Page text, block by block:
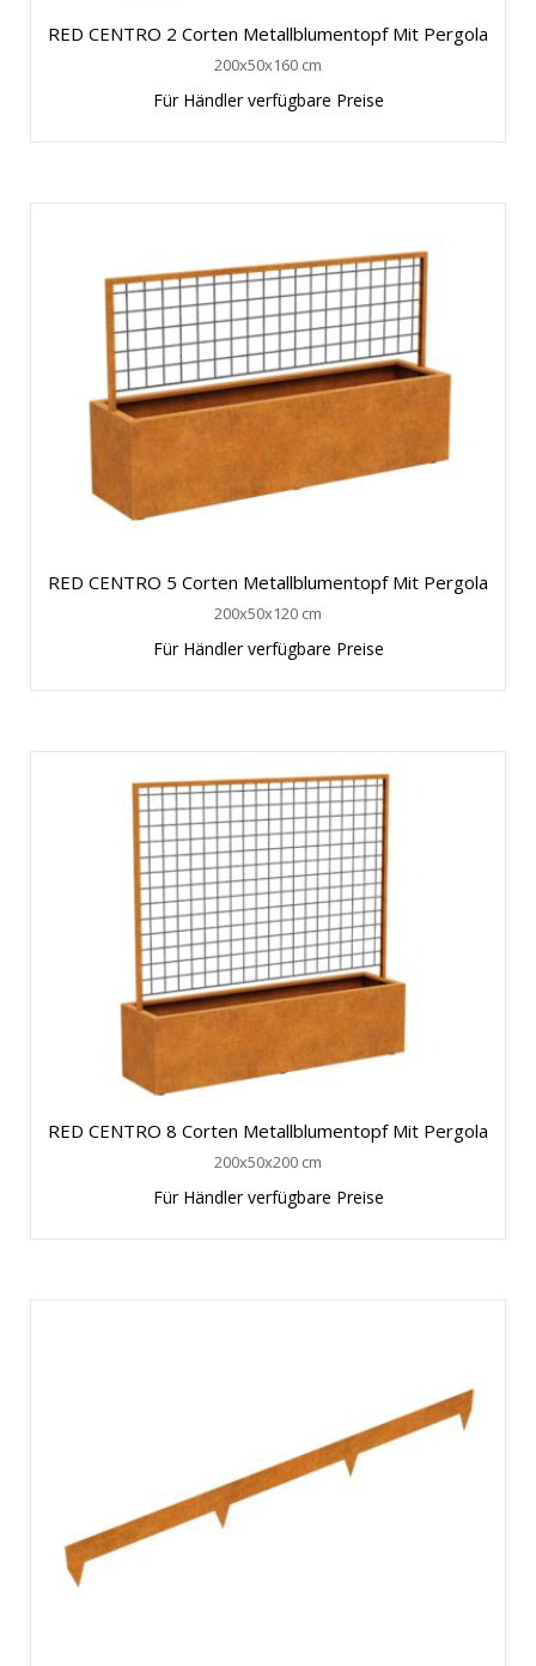
RED CENTRO 2 Corten Metallblumentopf Mit Pergola
200x50x160 cm
Für Händler verfügbare Preise
RED CENTRO 5 Corten Metallblumentopf Mit Pergola
200x50x120 cm
Für Händler verfügbare Preise
RED CENTRO 8 Corten Metallblumentopf Mit Pergola
200x50x200 cm
Für Händler verfügbare Preise